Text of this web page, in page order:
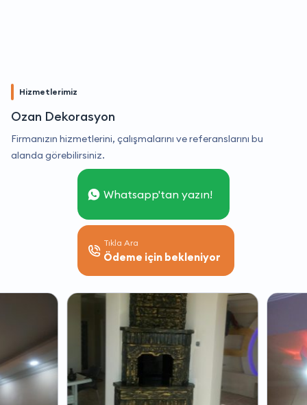
Hizmetlerimiz
Ozan Dekorasyon
Firmanızın hizmetlerini, çalışmalarını ve referanslarını bu
alanda görebilirsiniz.
Whatsapp'tan yazın!
Tıkla Ara
Ödeme için bekleniyor